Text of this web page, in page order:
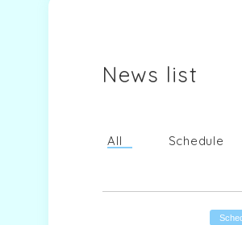
News list
All Schedule